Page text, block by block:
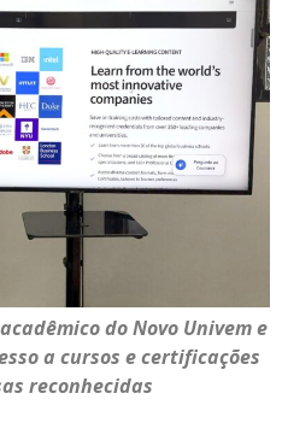
do Novo Univem e
a cursos e certificações
reconhecidas